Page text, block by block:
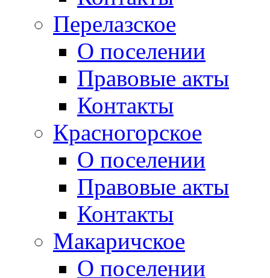
Перелазское
О поселении
Правовые акты
Контакты
Красногорское
О поселении
Правовые акты
Контакты
Макаричское
О поселении